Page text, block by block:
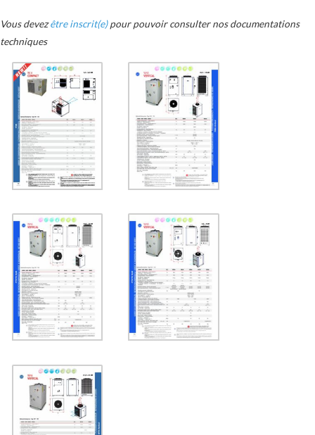
Vous devezêtre inscrit(e)pour pouvoir consulter nos documentations
techniques